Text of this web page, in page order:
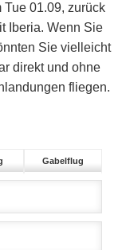
Tue 01.09, zurück
Iberia. Wenn Sie
Sie vielleicht
direkt und ohne
fliegen.
Gabelflug